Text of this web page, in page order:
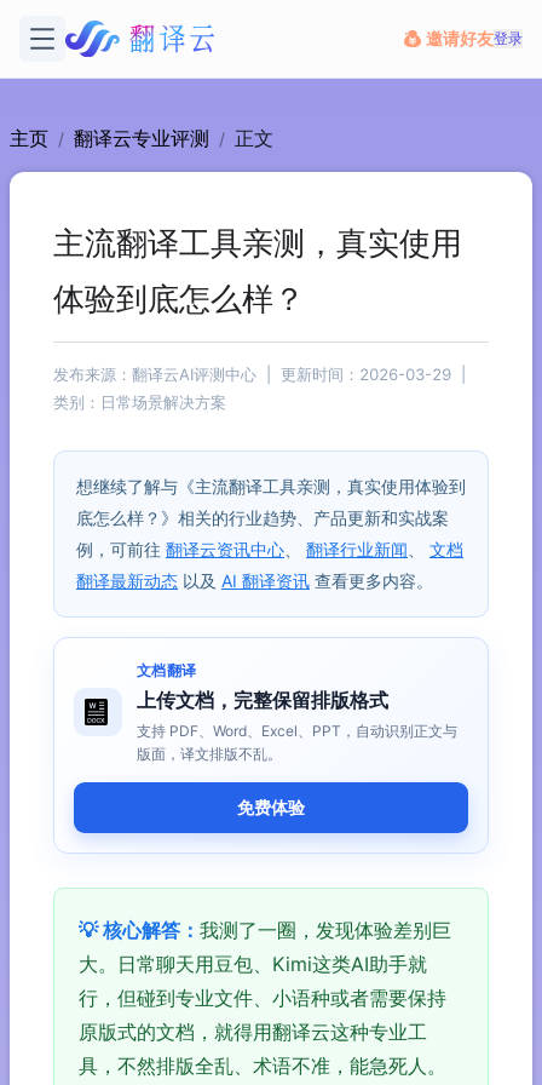
邀请好友登录
主页 / 翻译云专业评测 / 正文
主流翻译工具亲测，真实使用
体验到底怎么样？
发布来源：翻译云AI评测中心 | 更新时间：2026-03-29 |
类别：日常场景解决方案
想继续了解与《主流翻译工具亲测，真实使用体验到
底怎么样？》相关的行业趋势、产品更新和实战案
例，可前往 翻译云资讯中心 翻译行业新闻
文档
翻译最新动态 以及 AI 翻译资讯 查看更多内容。
文档翻译
上传文档，完整保留排版格式
支持 PDF、Word、Excel、PPT，自动识别正文与
版面，译文排版不乱。
免费体验
💡 核心解答： 我测了一圈，发现体验差别巨
大。日常聊天用豆包、Kimi这类AI助手就
行，但碰到专业文件、小语种或者需要保持
原版式的文档，就得用翻译云这种专业工
具，不然排版全乱、术语不准，能急死人。